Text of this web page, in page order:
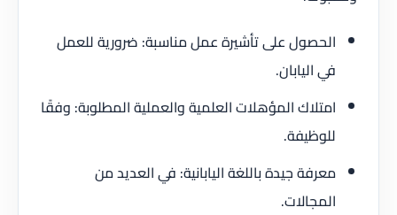
الحصول على تأشيرة عمل مناسبة: ضرورية للعمل
في اليابان.
امتلاك المؤهلات العلمية والعملية المطلوبة: وفقًا
للوظيفة.
معرفة جيدة باللغة اليابانية: في العديد من
المجالات.